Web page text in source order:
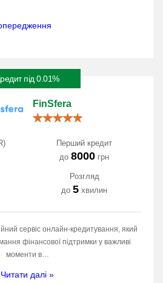
під 0.01%
FinSfera
Перший кредит
до 8000 грн
Розгляд
до 5 хвилин
сервіс онлайн-кредитування, який
фінансової підтримки у важливі
моменти в…
Читати далі »